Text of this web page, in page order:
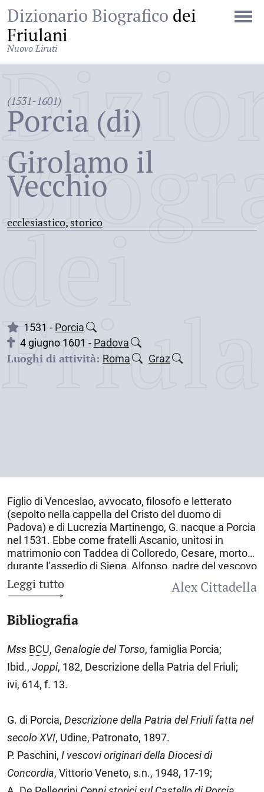
Dizionario Biografico dei
Friulani
Nuovo Liruti
(1531-1601)
Porcia (di)
Girolamo il
Vecchio
ecclesiastico, storico
dei
1531 - Porcia
4 giugno 1601 - Padova
Luoghi di attività: Roma Graz
Figlio di Venceslao, avvocato, filosofo e letterato
(sepolto nella cappella del Cristo del duomo di
Padova) e di Lucrezia Martinengo, G. nacque a Porcia
nel 1531. Ebbe come fratelli Ascanio, unitosi in
matrimonio con Taddea di Colloredo, Cesare, morto
durante l’assedio di Siena, Alfonso, padre del vescovo
e nunzio Girolamo “il Giovane”, e Negra, sposata
anche lei con un membro della famiglia Martinengo di
prima formazione di stampo letterario in Friuli, per poi
continuare gli studi al di fuori della Patria fino
all’assunzione dello stato clericale. Recatosi
abbastanza presto aRoma , proseguì la sua
formazione al seguito del cardinale Uberto della
Gambara, parente della madre Lucrezia. Tra il 1556 e
lite intercorsa fra i due e il conte Silvio di Porcia,
vertente quasi certamente su questioni patrimoniali e
trentenne, ottenne per decreto del Senato romano il
patriziato per sé e nipoti, a riconoscenza del suo
valore e dei suoi servigi, entrando così ancora più
Leggi tutto
Alex Cittadella
Bibliografia
Mss BCU, Genalogie del Torso, famiglia Porcia;
Ibid., Joppi, 182, Descrizione della Patria del Friuli;
ivi, 614, f. 13.
G. di Porcia, Descrizione della Patria del Friuli fatta nel
secolo XVI, Udine, Patronato, 1897.
P. Paschini, I vescovi originari della Diocesi di
Concordia, Vittorio Veneto, s.n., 1948, 17-19;